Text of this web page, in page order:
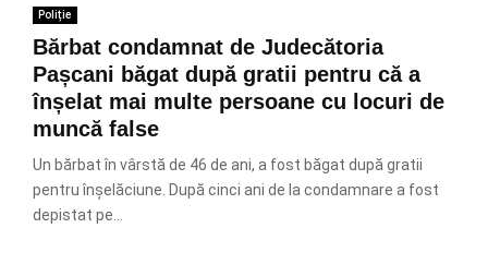
Poliție
Bărbat condamnat de Judecătoria
Pașcani băgat după gratii pentru că a
înșelat mai multe persoane cu locuri de
muncă false
Un bărbat în vârstă de 46 de ani, a fost băgat după gratii
pentru înșelăciune. După cinci ani de la condamnare a fost
depistat pe...